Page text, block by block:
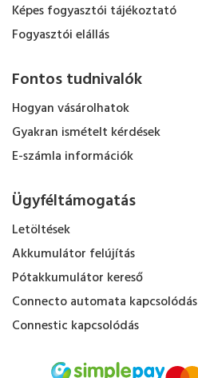
Képes fogyasztói tájékoztató
Fogyasztói elállás
Fontos tudnivalók
Hogyan vásárolhatok
Gyakran ismételt kérdések
E-számla információk
Ügyféltámogatás
Letöltések
Akkumulátor felújítás
Pótakkumulátor kereső
Connecto automata kapcsolódás
Connestic kapcsolódás